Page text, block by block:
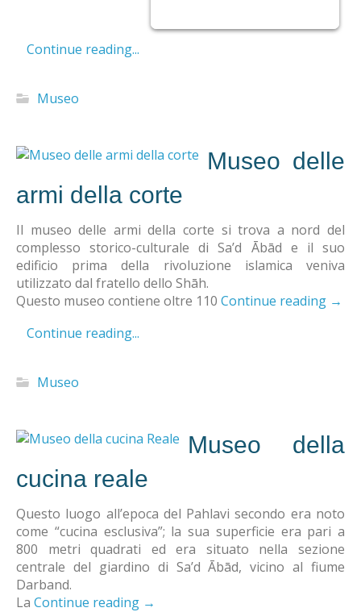
Continue reading...
Museo
Museo delle
armi della corte
Il museo delle armi della corte si trova a nord del
complesso storico-culturale di Sa’d Ābād e il suo
edificio prima della rivoluzione islamica veniva
utilizzato dal fratello dello Shāh.
Questo museo contiene oltre 110 Continue reading →
Continue reading...
Museo
Museo della
cucina reale
Questo luogo all’epoca del Pahlavi secondo era noto
come “cucina esclusiva”; la sua superficie era pari a
800 metri quadrati ed era situato nella sezione
centrale del giardino di Sa’d Ābād, vicino al fiume
Darband.
La Continue reading →